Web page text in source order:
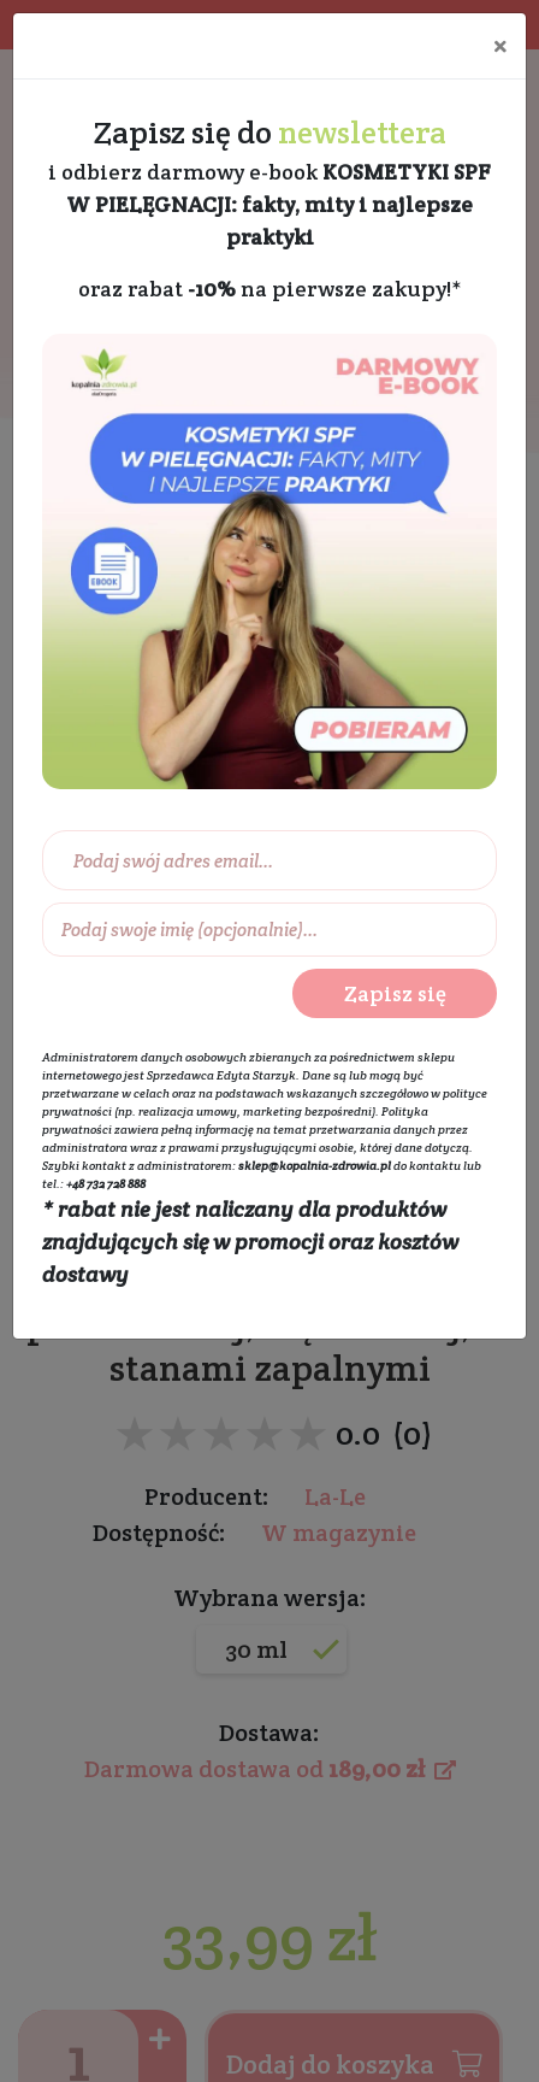
Kosmetyki Twarz
Krem do twarzy
Krem do twarzy na dzień
Maść propolisowa
BESTSELLER
Maść propolisowa
Do skóry wrażliwej i
stanami zapalnymi
0.0 (0)
Producent:
La-Le
Dostępność:
W magazynie
Wybrana wersja:
30 ml
Dostawa:
Darmowa dostawa od189,00 zł
33,99 zł
Dodaj do koszyka
×
Zapisz się do newslettera
i odbierz darmowy e-book KOSMETYKI SPF
W PIELĘGNACJI: fakty, mity i najlepsze
praktyki
oraz rabat -10%na pierwsze zakupy!*
Zapisz się
Administratorem danych osobowych zbieranych za pośrednictwem sklepu
internetowego jest Sprzedawca Edyta Starzyk. Dane są lub mogą być
przetwarzane w celach oraz na podstawach wskazanych szczegółowo wpolityce
prywatności (np. realizacja umowy, marketing bezpośredni). Polityka
prywatnościzawiera pełną informację na temat przetwarzania danych przez
administratora wraz z prawami przysługującymi osobie, której dane dotyczą.
Szybki kontakt z administratorem:sklep@kopalnia-zdrowia.pldo kontaktu lub
tel.:+48 732 728 888
* rabat nie jest naliczany dla produktów
znajdujących się w promocji oraz kosztów
dostawy